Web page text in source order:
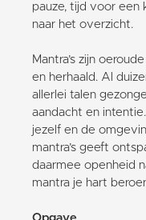
pauze, tijd voor een
naar het overzicht.
Mantra’s zijn
en herhaald. Al
allerlei talen
aandacht en
jezelf en de
mantra’s geeft
daarmee openheid
mantra je hart